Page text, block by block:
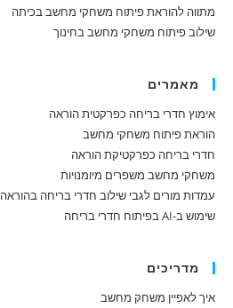
מתווה להוראת פיתוח משחקי מחשב בכיתה
שילוב פיתוח משחקי מחשב בחינוך
מאמרים
אימוץ חדרי בריחה כפרקטית הוראה
הוראת פיתוח משחקי מחשב
חדרי בריחה כפרקטיקת הוראה
משחקי מחשב משפרים מיומנויות
עמדות מורים לגבי שילוב חדרי בריחה בהוראה
שימוש ב-AI בפיתוח חדרי בריחה
מדריכים
איך לאפיין משחק מחשב